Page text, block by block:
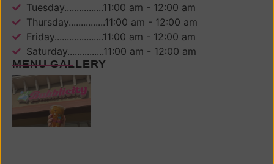
Tuesday................11:00 am - 12:00 am
Thursday...............11:00 am - 12:00 am
Friday....................11:00 am - 12:00 am
Saturday...............11:00 am - 12:00 am
MENU GALLERY